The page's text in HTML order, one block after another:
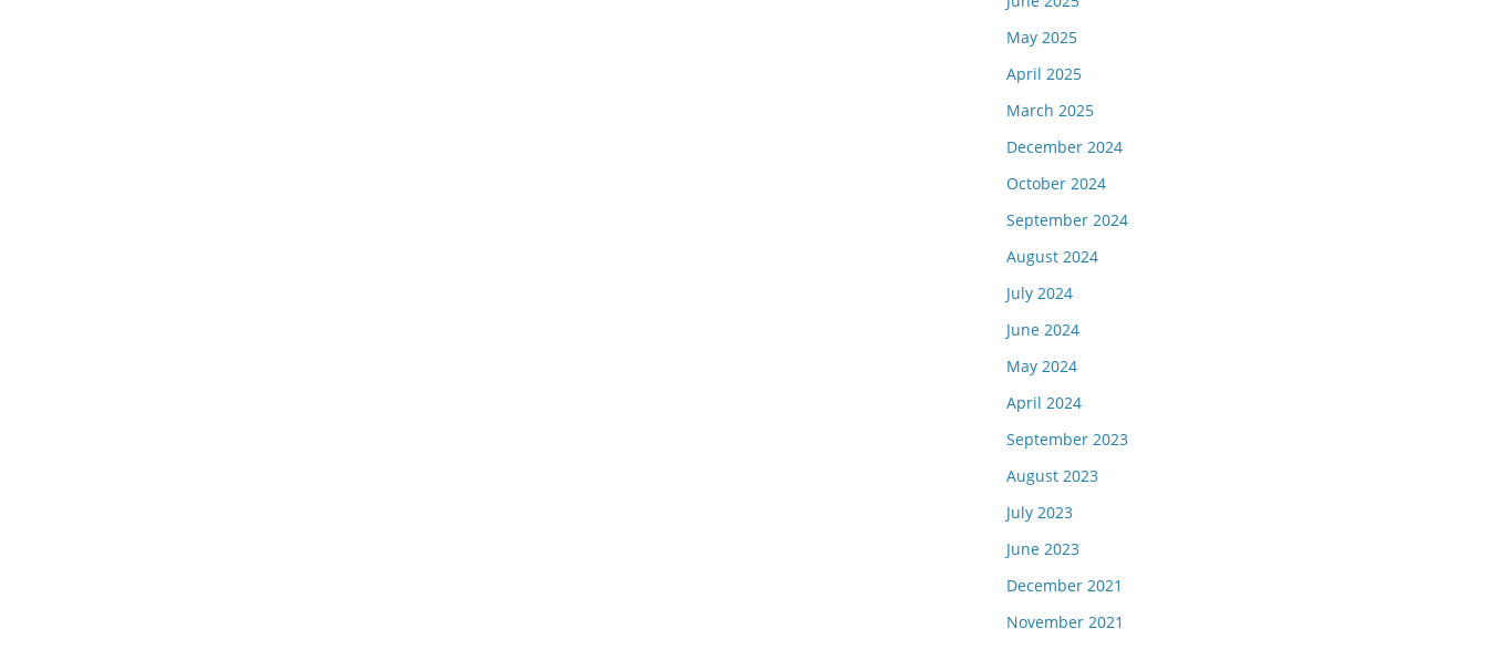
May 2025
April 2025
March 2025
December 2024
October 2024
September 2024
August 2024
July 2024
June 2024
May 2024
April 2024
September 2023
August 2023
July 2023
June 2023
December 2021
November 2021